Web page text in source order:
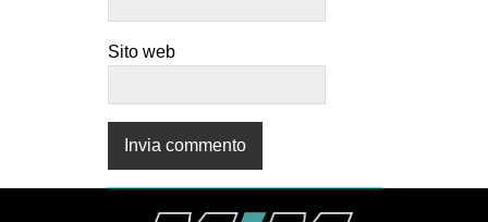
Sito web